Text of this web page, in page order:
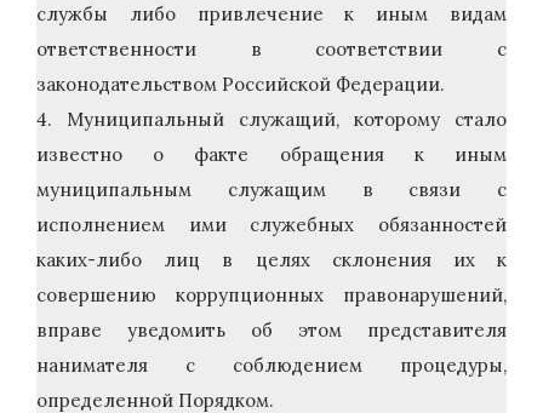
службы либо привлечение к иным видам
ответственности в соответствии с
законодательством Российской Федерации.
4. Муниципальный служащий, которому стало
известно о факте обращения к иным
муниципальным служащим в связи с
исполнением ими служебных обязанностей
каких-либо лиц в целях склонения их к
совершению коррупционных правонарушений,
вправе уведомить об этом представителя
нанимателя с соблюдением процедуры,
определенной Порядком.